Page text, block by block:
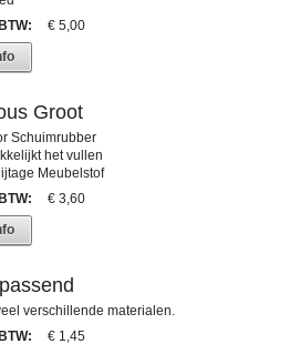
:
€ 5,00
Groot
Schuimrubber
het vullen
Meubelstof
:
€ 3,60
verschillende materialen.
: € 1,45